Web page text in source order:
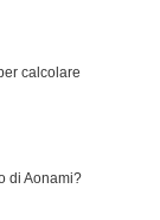
calcolare
di Aonami?